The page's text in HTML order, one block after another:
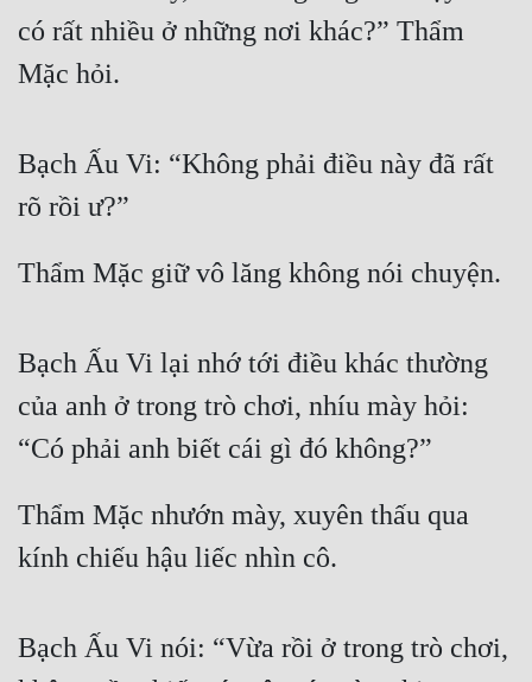
Tu Chân
Tu Tiên
Vô Địch
Võ Hiệp
Võng Du
Xuyên Nhanh
Xuyên Sách
Xuyên Thư
Điền Văn
Đô Thị
Đông Phương Huyền Huyễn
có rất nhiều ở những nơi khác?” Thẩm
Mặc hỏi.
Bạch Ấu Vi: “Không phải điều này đã rất
rõ rồi ư?”
Thẩm Mặc giữ vô lăng không nói chuyện.
Bạch Ấu Vi lại nhớ tới điều khác thường
của anh ở trong trò chơi, nhíu mày hỏi:
“Có phải anh biết cái gì đó không?”
Thẩm Mặc nhướn mày, xuyên thấu qua
kính chiếu hậu liếc nhìn cô.
Bạch Ấu Vi nói: “Vừa rồi ở trong trò chơi,